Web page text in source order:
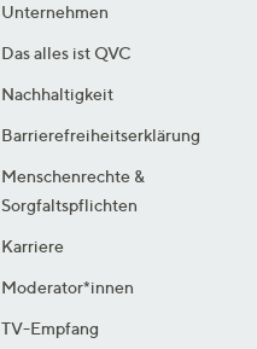
Unternehmen
Das alles ist QVC
Nachhaltigkeit
Barrierefreiheitserklärung
Menschenrechte &
Sorgfaltspflichten
Karriere
Moderator*innen
TV-Empfang